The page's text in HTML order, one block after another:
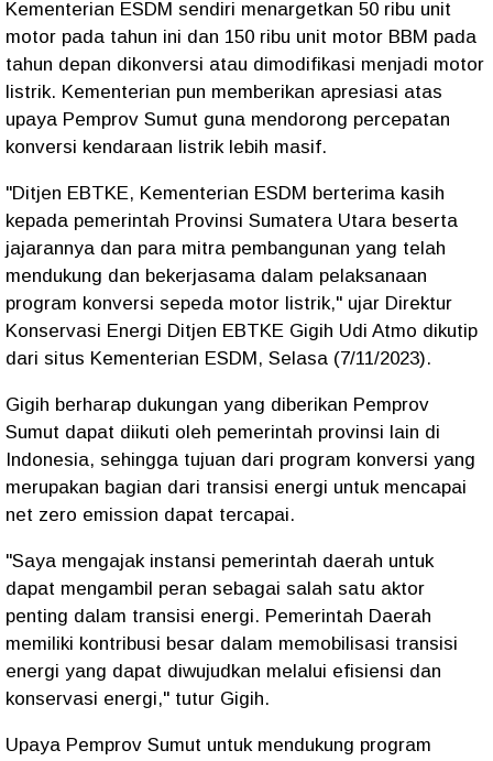
Kementerian ESDM sendiri menargetkan 50 ribu unit
motor pada tahun ini dan 150 ribu unit motor BBM pada
tahun depan dikonversi atau dimodifikasi menjadi motor
listrik. Kementerian pun memberikan apresiasi atas
upaya Pemprov Sumut guna mendorong percepatan
konversi kendaraan listrik lebih masif.
"Ditjen EBTKE, Kementerian ESDM berterima kasih
kepada pemerintah Provinsi Sumatera Utara beserta
jajarannya dan para mitra pembangunan yang telah
mendukung dan bekerjasama dalam pelaksanaan
program konversi sepeda motor listrik," ujar Direktur
Konservasi Energi Ditjen EBTKE Gigih Udi Atmo dikutip
dari situs Kementerian ESDM, Selasa (7/11/2023).
Gigih berharap dukungan yang diberikan Pemprov
Sumut dapat diikuti oleh pemerintah provinsi lain di
Indonesia, sehingga tujuan dari program konversi yang
merupakan bagian dari transisi energi untuk mencapai
net zero emission dapat tercapai.
"Saya mengajak instansi pemerintah daerah untuk
dapat mengambil peran sebagai salah satu aktor
penting dalam transisi energi. Pemerintah Daerah
memiliki kontribusi besar dalam memobilisasi transisi
energi yang dapat diwujudkan melalui efisiensi dan
konservasi energi," tutur Gigih.
Upaya Pemprov Sumut untuk mendukung program